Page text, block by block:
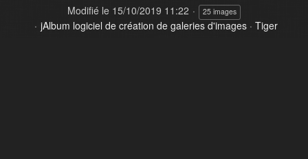
Modifié le 15/10/2019 11:22 25 images
jAlbum logiciel de création de galeries d'images· Tiger